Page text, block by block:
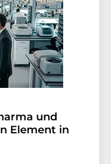
und
Element in